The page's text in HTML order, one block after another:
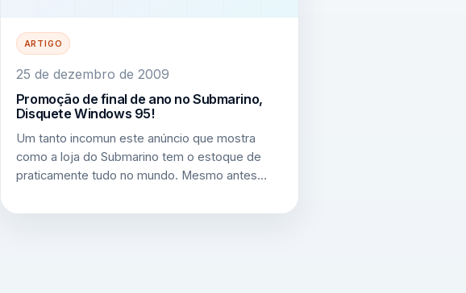
ARTIGO
25 de dezembro de 2009
Promoção de final de ano no Submarino,
Disquete Windows 95!
Um tanto incomun este anúncio que mostra
como a loja do Submarino tem o estoque de
praticamente tudo no mundo. Mesmo antes…